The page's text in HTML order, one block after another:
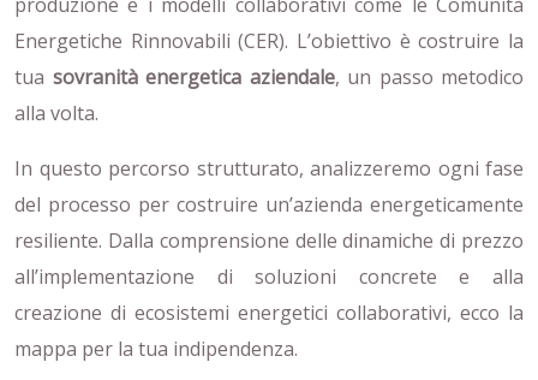
Energetiche Rinnovabili (CER). L’obiettivo è costruire la
tua sovranità energetica aziendale, un passo metodico
alla volta.
In questo percorso strutturato, analizzeremo ogni fase
del processo per costruire un’azienda energeticamente
resiliente. Dalla comprensione delle dinamiche di prezzo
all’implementazione di soluzioni concrete e alla
creazione di ecosistemi energetici collaborativi, ecco la
mappa per la tua indipendenza.